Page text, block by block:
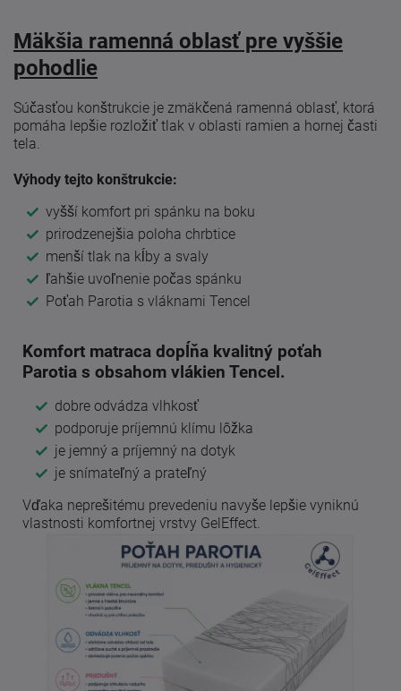
Mäkšia ramenná oblasť pre vyššie
pohodlie
Súčasťou konštrukcie je zmäkčená ramenná oblasť, ktorá
pomáha lepšie rozložiť tlak v oblasti ramien a hornej časti
tela.
Výhody tejto konštrukcie:
vyšší komfort pri spánku na boku
prirodzenejšia poloha chrbtice
menší tlak na kĺby a svaly
ľahšie uvoľnenie počas spánku
Poťah Parotia s vláknami Tencel
Komfort matraca dopĺňa kvalitný poťah
Parotia s obsahom vlákien Tencel.
dobre odvádza vlhkosť
podporuje príjemnú klímu lôžka
je jemný a príjemný na dotyk
je snímateľný a prateľný
Vďaka neprešitému prevedeniu navyše lepšie vyniknú
vlastnosti komfortnej vrstvy GelEffect.